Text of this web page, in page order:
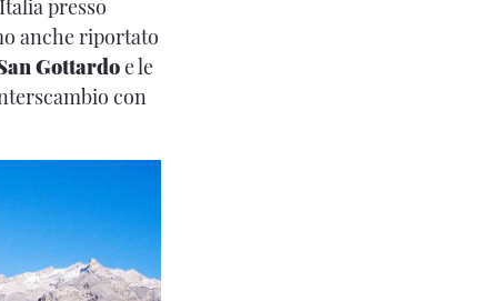
presso
anche riportato
Gottardoe le
con